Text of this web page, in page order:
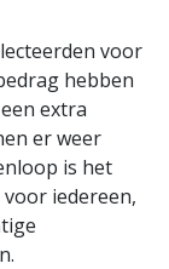
voor
hebben
extra
er weer
is het
iedereen,